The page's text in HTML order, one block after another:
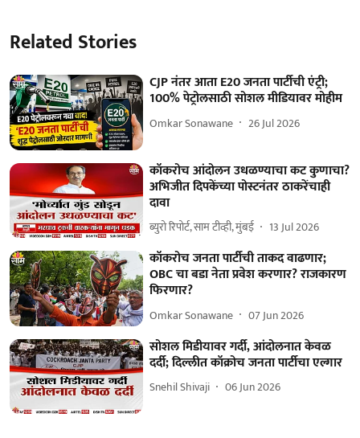
Related Stories
CJP नंतर आता E20 जनता पार्टीची एंट्री;
100% पेट्रोलसाठी सोशल मीडियावर मोहीम
Omkar Sonawane 26 Jul 2026
कॉकरोच आंदोलन उधळण्याचा कट कुणाचा?
अभिजीत दिपकेंच्या पोस्टनंतर ठाकरेंचाही
दावा
ब्युरो रिपोर्ट, साम टीव्ही, मुंबई 13 Jul 2026
कॉकरोच जनता पार्टीची ताकद वाढणार;
OBC चा बडा नेता प्रवेश करणार? राजकारण
फिरणार?
Omkar Sonawane 07 Jun 2026
सोशल मिडीयावर गर्दी, आंदोलनात केवळ
दर्दी; दिल्लीत कॉक्रोच जनता पार्टीचा एल्गार
Snehil Shivaji 06 Jun 2026